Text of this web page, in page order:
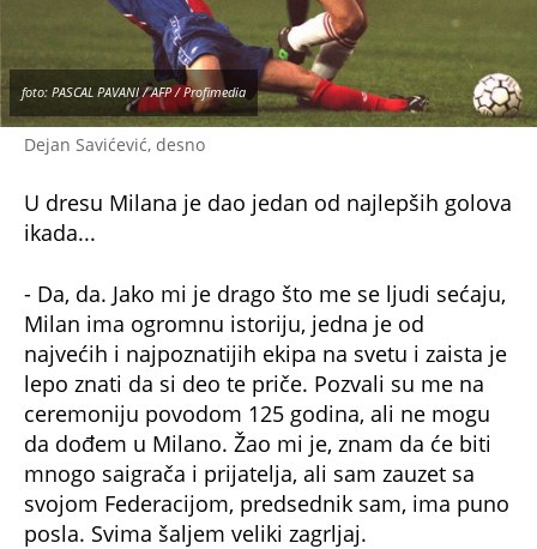
Dejan Savićević, desno
foto: PASCAL PAVANI / AFP / Profimedia
U dresu Milana je dao jedan od najlepših golova
ikada...
- Da, da. Jako mi je drago što me se ljudi sećaju,
Milan ima ogromnu istoriju, jedna je od
najvećih i najpoznatijih ekipa na svetu i zaista je
lepo znati da si deo te priče. Pozvali su me na
ceremoniju povodom 125 godina, ali ne mogu
da dođem u Milano. Žao mi je, znam da će biti
mnogo saigrača i prijatelja, ali sam zauzet sa
svojom Federacijom, predsednik sam, ima puno
posla. Svima šaljem veliki zagrljaj.